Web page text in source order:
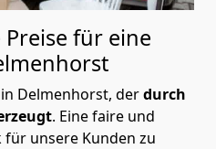
für eine
Delmenhorst, derdurch
. Eine faire und
unsere Kunden zu